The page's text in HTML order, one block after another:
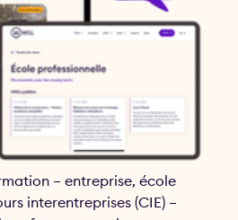
– entreprise, école
interentreprises (CIE) –